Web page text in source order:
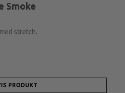
Smoke
stretch.
PRODUKT